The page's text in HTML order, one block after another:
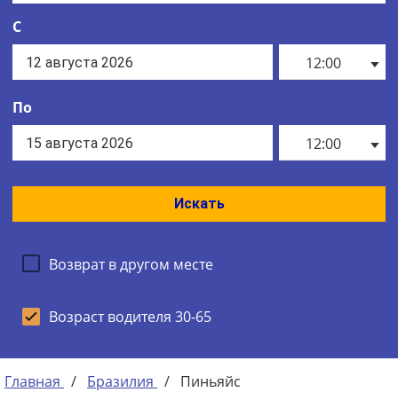
С
12:00
По
12:00
Искать
Возврат в другом месте
Возраст водителя 30-65
Главная / Бразилия / Пиньяйс